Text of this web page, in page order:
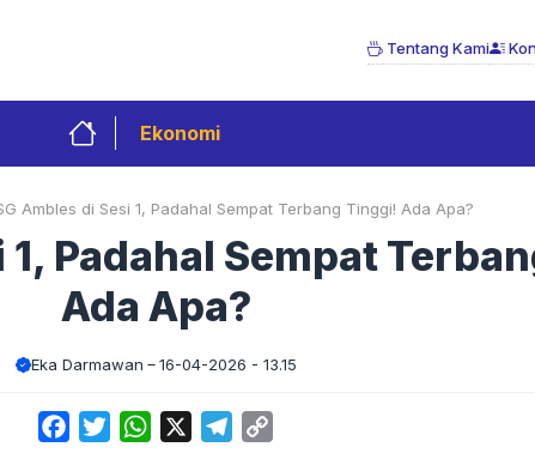
Tentang Kami
Ekonomi
Ambles di Sesi 1, Padahal Sempat Terbang Tinggi! Ada Apa?
1, Padahal Sempat
Ada Apa?
Eka Darmawan 16-04-2026 - 13.15
FacebookTwitterWhatsApp Telegram